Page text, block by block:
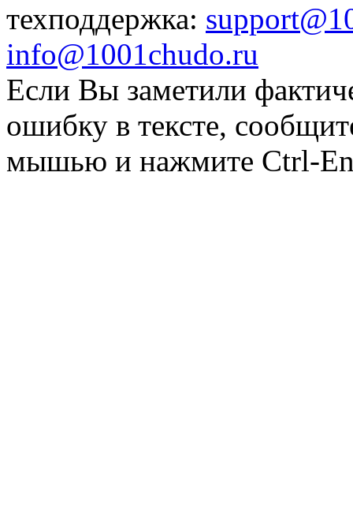
техподдержка:
info@1001chudo.ru
Если Вы заметили
ошибку в тексте,
мышью и нажмите Ctrl-